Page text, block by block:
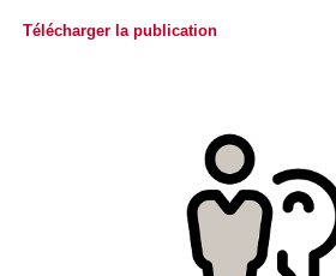
Télécharger la publication